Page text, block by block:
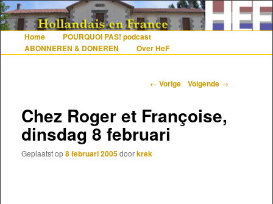
De gezelligste website voor Nederlanders die iets met Frankrijk hebben
HoofdmenuSpring naar de primaire inhoud
Spring naar de secundaire inhoud
Home
POURQUOI PAS! podcast
ABONNEREN & DONEREN
Over HeF
Berichtnavigatie
← Vorige Volgende →
Chez Roger et Françoise,
dinsdag 8 februari
Geplaatst op8 februari 2005doorkrek